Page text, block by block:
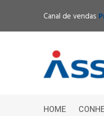
Canal de vendas
HOME